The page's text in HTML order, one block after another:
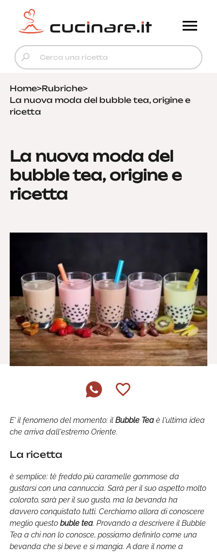
Home>Rubriche>
La nuova moda del bubble tea, origine e
ricetta
La nuova moda del
bubble tea, origine e
ricetta
E' il fenomeno del momento: il Bubble Tea è l'ultima idea
che arriva dall'estremo Oriente.
La ricetta
è semplice: tè freddo più caramelle gommose da
gustarsi con una cannuccia. Sarà per il suo aspetto molto
colorato, sarà per il suo gusto, ma la bevanda ha
davvero conquistato tutti. Cerchiamo allora di conoscere
meglio questo buble tea. Provando a descrivere il Bubble
Tea a chi non lo conosce, possiamo definirlo come una
bevanda che si beve e si mangia. A dare il nome a